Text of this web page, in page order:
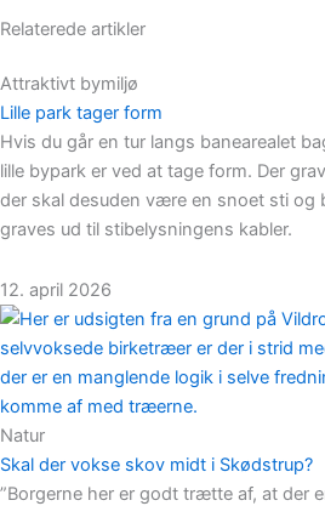
Relaterede artikler
Attraktivt bymiljø
Lille park tager form
Hvis du går en tur langs banearealet
lille bypark er ved at tage form. Der
der skal desuden være en snoet sti og
graves ud til stibelysningens kabler.
12. april 2026
Natur
Skal der vokse skov midt i Skødstrup?
”Borgerne her er godt trætte af, at der